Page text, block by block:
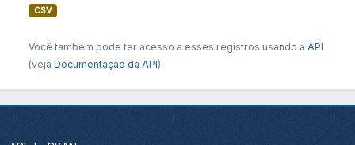
CSV
Você também pode ter acesso a esses registros usando a API
(veja Documentação da API).